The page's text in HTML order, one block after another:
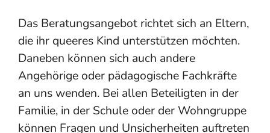
Das Beratungsangebot richtet sich an Eltern,
die ihr queeres Kind unterstützen möchten.
Daneben können sich auch andere
Angehörige oder pädagogische Fachkräfte
an uns wenden. Bei allen Beteiligten in der
Familie, in der Schule oder der Wohngruppe
können Fragen und Unsicherheiten auftreten